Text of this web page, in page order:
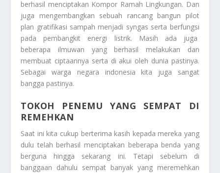
berhasil menciptakan Kompor Ramah Lingkungan. Dan
juga mengembangkan sebuah rancang bangun pilot
plan gratifikasi sampah menjadi syngas serta berfungsi
pada pembangkit energi listrik. Masih ada juga
beberapa ilmuwan yang berhasil melakukan dan
membuat ciptaannya serta di akui oleh dunia pastinya.
Sebagai warga negara indonesia kita juga sangat
bangga pastinya.
TOKOH PENEMU YANG SEMPAT DI
REMEHKAN
Saat ini kita cukup berterima kasih kepada mereka yang
dulu telah berhasil menciptakan beberapa benda yang
berguna hingga sekarang ini. Tetapi sebelum di
banggaan dahulu sempat banyak yang meremehkan